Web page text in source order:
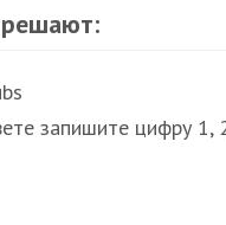
решают:
запишите цифру